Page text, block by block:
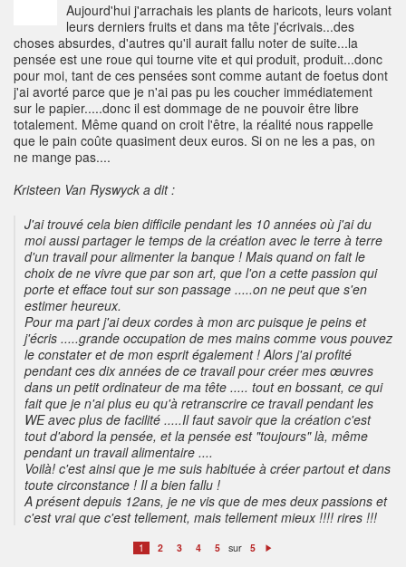
Aujourd'hui j'arrachais les plants de haricots, leurs volant
leurs derniers fruits et dans ma tête j'écrivais...des
choses absurdes, d'autres qu'il aurait fallu noter de suite...la
pensée est une roue qui tourne vite et qui produit, produit...donc
pour moi, tant de ces pensées sont comme autant de foetus dont
j'ai avorté parce que je n'ai pas pu les coucher immédiatement
sur le papier.....donc il est dommage de ne pouvoir être libre
totalement. Même quand on croit l'être, la réalité nous rappelle
que le pain coûte quasiment deux euros. Si on ne les a pas, on
ne mange pas....
Kristeen Van Ryswyck a dit :
J'ai trouvé cela bien difficile pendant les 10 années où j'ai du
moi aussi partager le temps de la création avec le terre à terre
d'un travail pour alimenter la banque ! Mais quand on fait le
choix de ne vivre que par son art, que l'on a cette passion qui
porte et efface tout sur son passage .....on ne peut que s'en
estimer heureux.
Pour ma part j'ai deux cordes à mon arc puisque je peins et
j'écris .....grande occupation de mes mains comme vous pouvez
le constater et de mon esprit également ! Alors j'ai profité
pendant ces dix années de ce travail pour créer mes œuvres
dans un petit ordinateur de ma tête ..... tout en bossant, ce qui
fait que je n'ai plus eu qu'à retranscrire ce travail pendant les
WE avec plus de facilité .....Il faut savoir que la création c'est
tout d'abord la pensée, et la pensée est "toujours" là, même
pendant un travail alimentaire ....
Voilà! c'est ainsi que je me suis habituée à créer partout et dans
toute circonstance ! Il a bien fallu !
A présent depuis 12ans, je ne vis que de mes deux passions et
c'est vrai que c'est tellement, mais tellement mieux !!!! rires !!!
1 2 3 4 5 sur 5